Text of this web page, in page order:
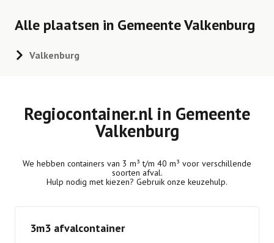
Alle plaatsen in Gemeente Valkenburg
Valkenburg
Regiocontainer.nl in Gemeente
Valkenburg
We hebben containers van 3 m³ t/m 40 m³ voor verschillende
soorten afval.
Hulp nodig met kiezen? Gebruik onze keuzehulp.
3m3 afvalcontainer